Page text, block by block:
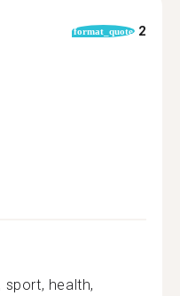
format_quote 2
sport, health,